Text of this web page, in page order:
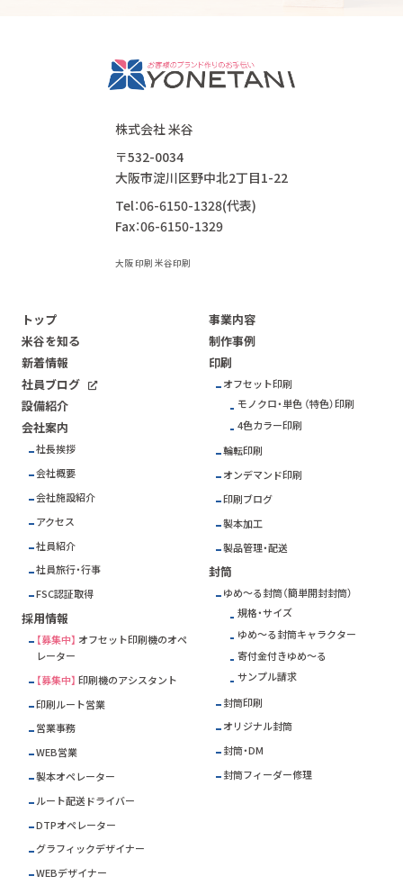
株式会社 米谷
〒532-0034
大阪市淀川区野中北2丁目1-22
Tel：06-6150-1328(代表)
Fax：06-6150-1329
大阪 印刷 米谷印刷
トップ
米谷を知る
新着情報
社員ブログ
設備紹介
会社案内
社長挨拶
会社概要
会社施設紹介
アクセス
社員紹介
社員旅行・行事
FSC認証取得
採用情報
【募集中】 オフセット印刷機のオペ
レーター
【募集中】 印刷機のアシスタント
印刷ルート営業
営業事務
WEB営業
製本オペレーター
ルート配送ドライバー
DTPオペレーター
グラフィックデザイナー
WEBデザイナー
事業内容
制作事例
印刷
オフセット印刷
モノクロ・単色 （特色）印刷
4色カラー印刷
輪転印刷
オンデマンド印刷
印刷ブログ
製本加工
製品管理・配送
封筒
ゆめ～る封筒（簡単開封封筒）
規格・サイズ
ゆめ～る封筒キャラクター
寄付金付きゆめ～る
サンプル請求
封筒印刷
オリジナル封筒
封筒・DM
封筒フィーダー修理